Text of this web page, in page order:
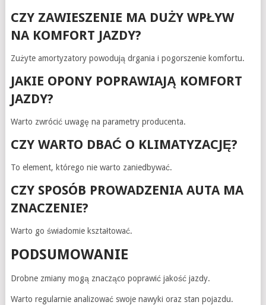
CZY ZAWIESZENIE MA DUŻY WPŁYW
NA KOMFORT JAZDY?
Zużyte amortyzatory powodują drgania i pogorszenie komfortu.
JAKIE OPONY POPRAWIAJĄ KOMFORT
JAZDY?
Warto zwrócić uwagę na parametry producenta.
CZY WARTO DBAĆ O KLIMATYZACJĘ?
To element, którego nie warto zaniedbywać.
CZY SPOSÓB PROWADZENIA AUTA MA
ZNACZENIE?
Warto go świadomie kształtować.
PODSUMOWANIE
Drobne zmiany mogą znacząco poprawić jakość jazdy.
Warto regularnie analizować swoje nawyki oraz stan pojazdu.